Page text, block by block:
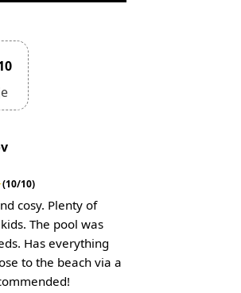
(10/10)
cosy. Plenty of
The pool was
Has everything
to the beach via a